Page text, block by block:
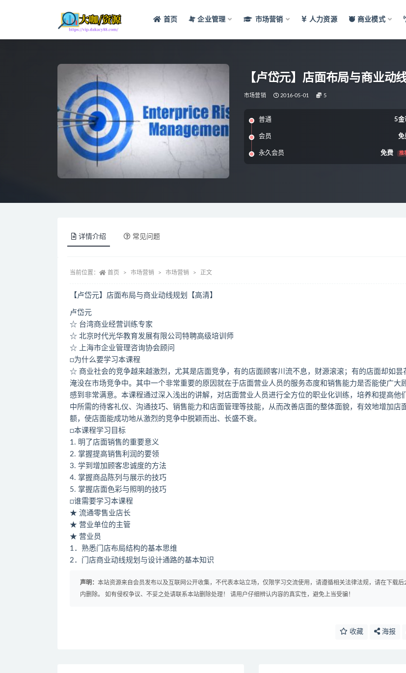
首页 企业管理 市场营销 人力资源 商业模式
【卢岱元】店面布局与商业动
市场营销 2016-05-01 5
普通 5金
会员 免
永久会员 免费 推
详情介绍 常见问题
当前位置： 首页 市场营销 市场营销 正文
【卢岱元】店面布局与商业动线规划【高清】
卢岱元
☆ 台湾商业经营训练专家
☆ 北京时代光华教育发展有限公司特聘高级培训师
☆ 上海市企业管理咨询协会顾问
□为什么要学习本课程
☆ 商业社会的竞争越来越激烈，尤其是店面竞争，有的店面顾客川流不息，财源滚滚；有的店面却如昙
淹没在市场竞争中。其中一个非常重要的原因就在于店面营业人员的服务态度和销售能力是否能使广大
感到非常满意。本课程通过深入浅出的讲解，对店面营业人员进行全方位的职业化训练，培养和提高他
中所需的待客礼仪、沟通技巧、销售能力和店面管理等技能，从而改善店面的整体面貌，有效地增加店
额，使店面能成功地从激烈的竞争中脱颖而出、长盛不衰。
□本课程学习目标
1. 明了店面销售的重要意义
2. 掌握提高销售利润的要领
3. 学到增加顾客忠诚度的方法
4. 掌握商品陈列与展示的技巧
5. 掌握店面色彩与照明的技巧
□谁需要学习本课程
★ 流通零售业店长
★ 营业单位的主管
★ 营业员
1．熟悉门店布局结构的基本思维
2．门店商业动线规划与设计通路的基本知识
声明： 本站资源来自会员发布以及互联网公开收集，不代表本站立场，仅限学习交流使用，请遵循相关法律法规，请在下载后
内删除。 如有侵权争议、不妥之处请联系本站删除处理！ 请用户仔细辨认内容的真实性，避免上当受骗！
收藏 海报